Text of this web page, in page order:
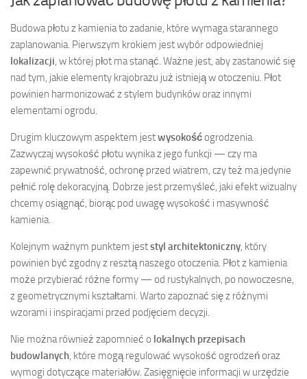
Budowa płotu z kamienia to zadanie, które wymaga starannego
zaplanowania. Pierwszym krokiem jest wybór odpowiedniej
lokalizacji, w której płot ma stanąć. Ważne jest, aby zastanowić się
nad tym, jakie elementy krajobrazu już istnieją w otoczeniu. Płot
powinien harmonizować z stylem budynków oraz innymi
elementami ogrodu.
Drugim kluczowym aspektem jestwysokośćogrodzenia.
Zazwyczaj wysokość płotu wynika z jego funkcji — czy ma
zapewnić prywatność, ochronę przed wiatrem, czy też ma jedynie
pełnić rolę dekoracyjną. Dobrze jest przemyśleć, jaki efekt wizualny
chcemy osiągnąć, biorąc pod uwagę wysokość i masywność
kamienia.
Kolejnym ważnym punktem jeststyl architektoniczny, który
powinien być zgodny z resztą naszego otoczenia. Płot z kamienia
może przybierać różne formy — od rustykalnych, po nowoczesne,
z geometrycznymi kształtami. Warto zapoznać się z różnymi
wzorami i inspiracjami przed podjęciem decyzji.
Nie można również zapomnieć o lokalnych przepisach
budowlanych, które mogą regulować wysokość ogrodzeń oraz
wymogi dotyczące materiałów. Zasięgnięcie informacji w urzędzie